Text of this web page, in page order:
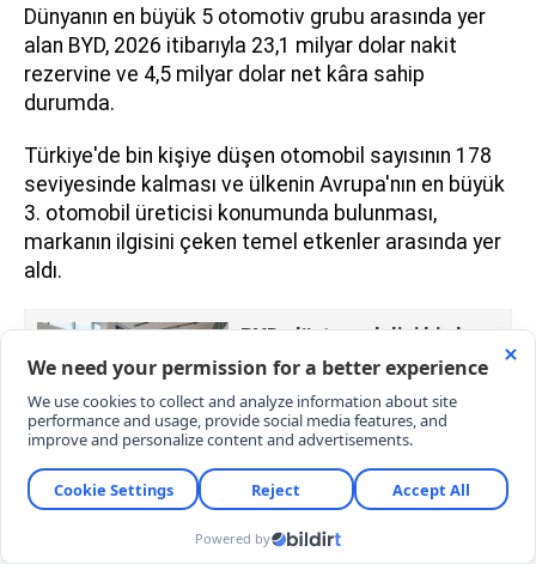
Dünyanın en büyük 5 otomotiv grubu arasında yer
alan BYD, 2026 itibarıyla 23,1 milyar dolar nakit
rezervine ve 4,5 milyar dolar net kâra sahip
durumda.
Türkiye'de bin kişiye düşen otomobil sayısının 178
seviyesinde kalması ve ülkenin Avrupa'nın en büyük
3. otomobil üreticisi konumunda bulunması,
markanın ilgisini çeken temel etkenler arasında yer
aldı.
BYD, dört modelini birden
Türkiye satış listesinden
çıkardı
DIŞ POLİTİKADAKİ YÖN DEĞİŞİMİ SÜRECİ
ETKİLEDİ